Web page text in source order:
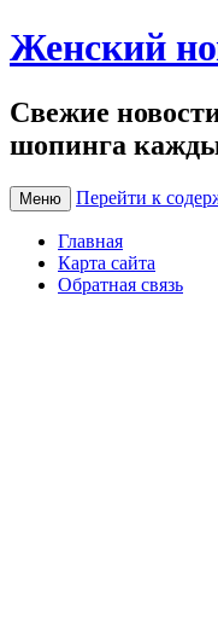
Женский
Свежие
шопинга
Меню Перейти к
Главная
Карта сайта
Обратная связь